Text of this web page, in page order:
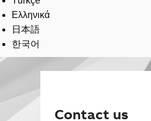
Ελληνικά
日本語
한국어
Contact us